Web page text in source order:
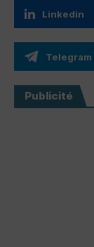
Linkedin
Telegram
Publicité